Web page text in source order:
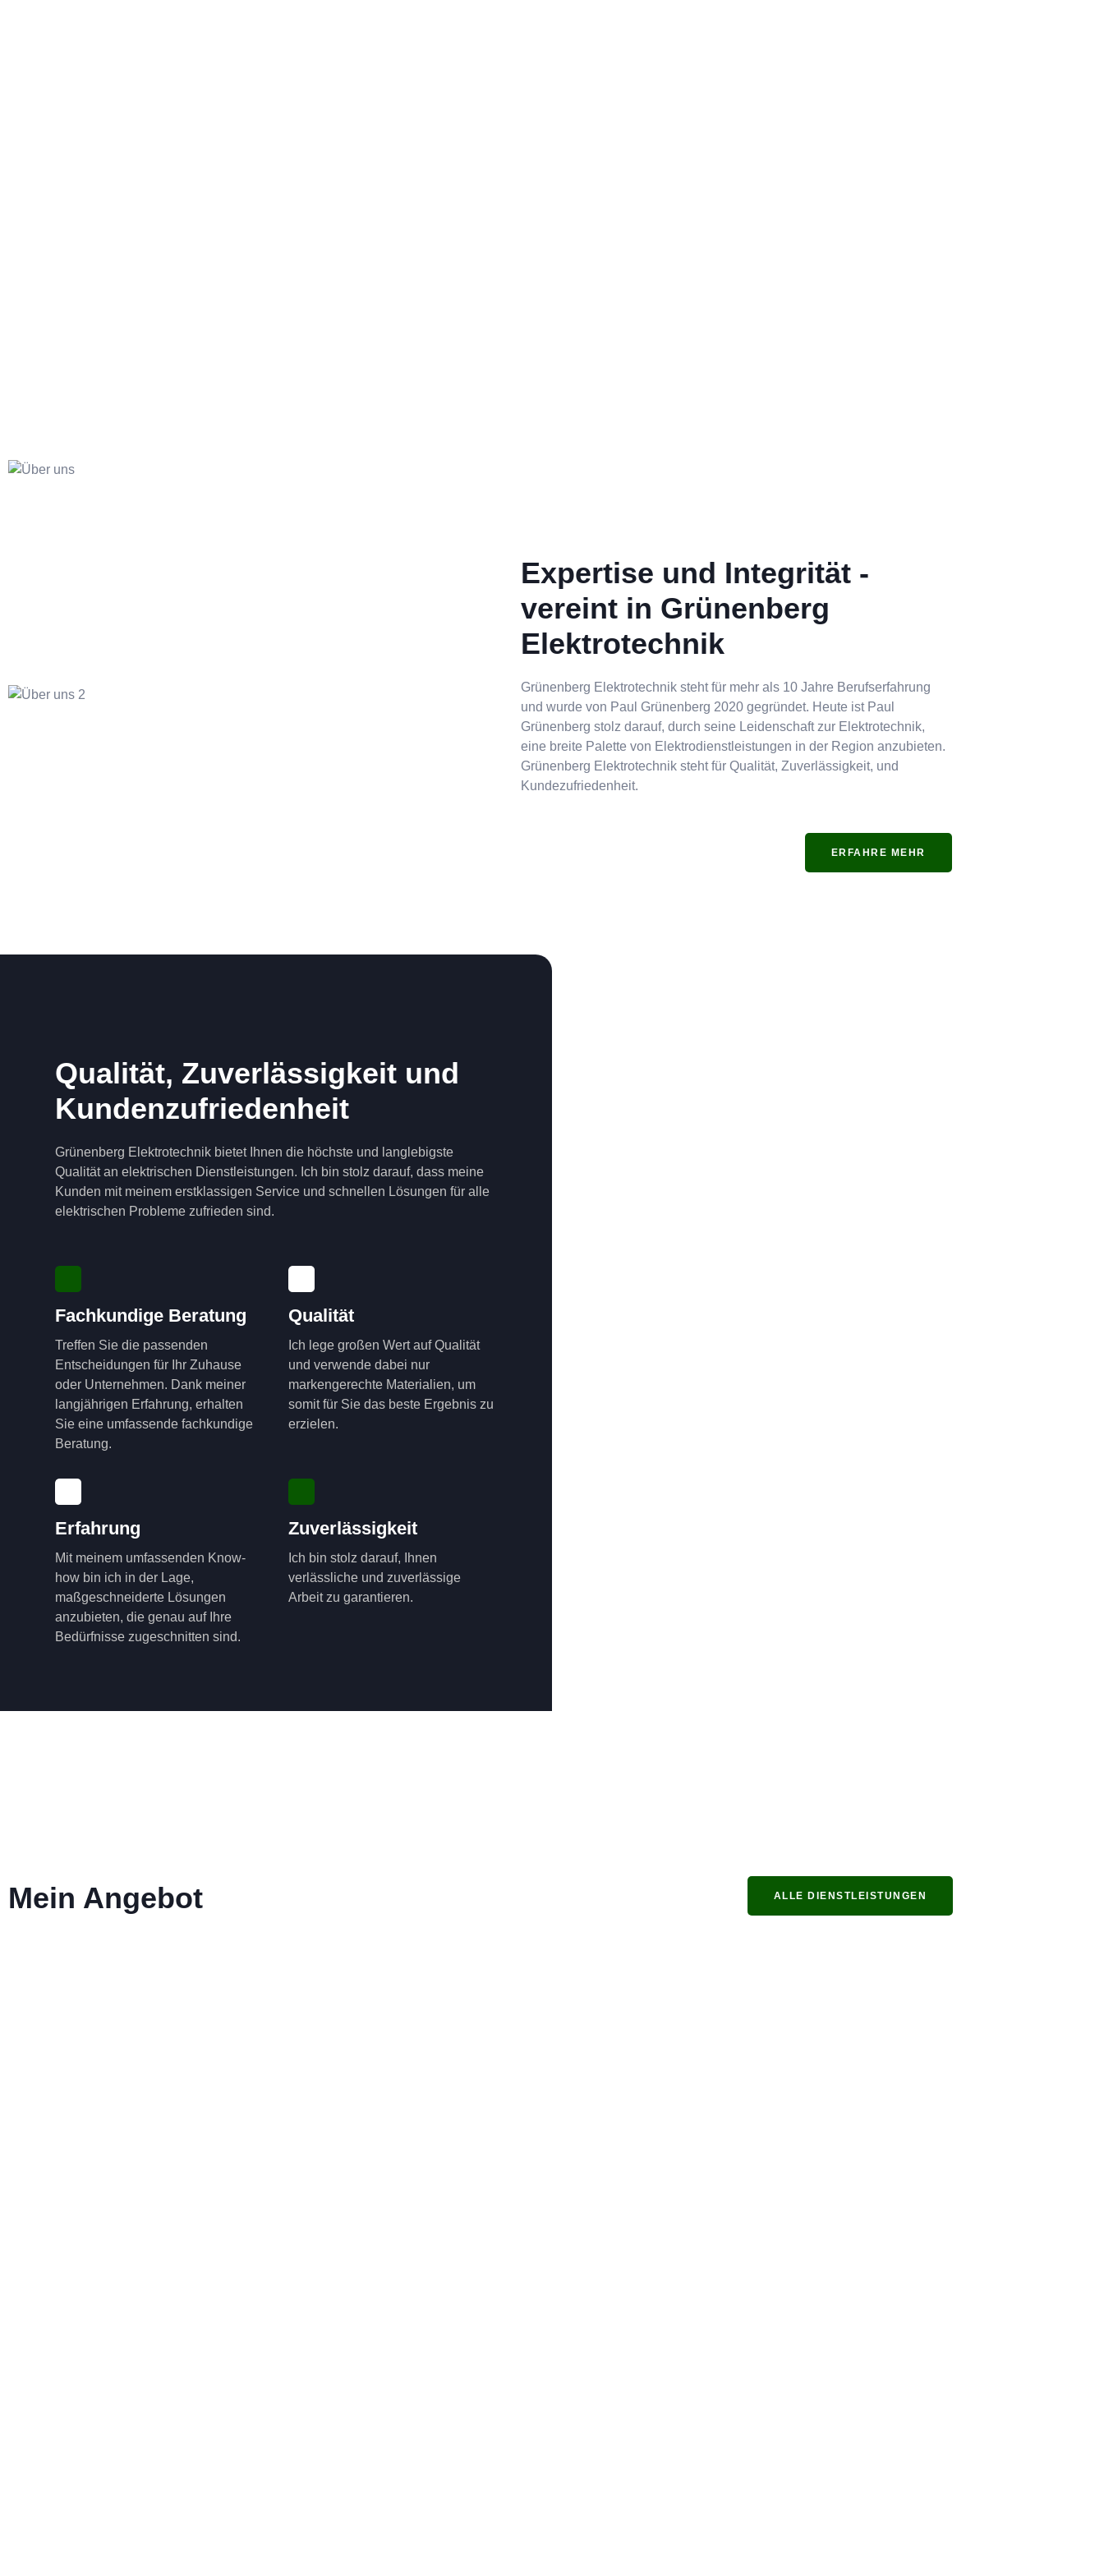
Expertise und Integrität -
vereint in Grünenberg
Elektrotechnik
Grünenberg Elektrotechnik steht für mehr als 10 Jahre Berufserfahrung
und wurde von Paul Grünenberg 2020 gegründet. Heute ist Paul
Grünenberg stolz darauf, durch seine Leidenschaft zur Elektrotechnik,
eine breite Palette von Elektrodienstleistungen in der Region anzubieten.
Grünenberg Elektrotechnik steht für Qualität, Zuverlässigkeit, und
Kundezufriedenheit.
ERFAHRE MEHR
Qualität, Zuverlässigkeit und
Kundenzufriedenheit
Grünenberg Elektrotechnik bietet Ihnen die höchste und langlebigste
Qualität an elektrischen Dienstleistungen. Ich bin stolz darauf, dass meine
Kunden mit meinem erstklassigen Service und schnellen Lösungen für alle
elektrischen Probleme zufrieden sind.
Fachkundige Beratung
Treffen Sie die passenden
Entscheidungen für Ihr Zuhause
oder Unternehmen. Dank meiner
langjährigen Erfahrung, erhalten
Sie eine umfassende fachkundige
Beratung.
Qualität
Ich lege großen Wert auf Qualität
und verwende dabei nur
markengerechte Materialien, um
somit für Sie das beste Ergebnis zu
erzielen.
Erfahrung
Mit meinem umfassenden Know-
how bin ich in der Lage,
maßgeschneiderte Lösungen
anzubieten, die genau auf Ihre
Bedürfnisse zugeschnitten sind.
Zuverlässigkeit
Ich bin stolz darauf, Ihnen
verlässliche und zuverlässige
Arbeit zu garantieren.
Mein Angebot ALLE DIENSTLEISTUNGEN